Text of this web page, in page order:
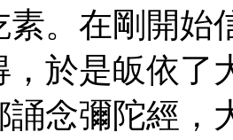
素。在剛開始
，於是皈依了
誦念彌陀經，